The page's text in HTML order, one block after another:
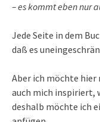
– es kommt eben nur
Jede Seite in dem
daß es
Aber ich möchte hier
auch mich inspiriert,
deshalb möchte ich